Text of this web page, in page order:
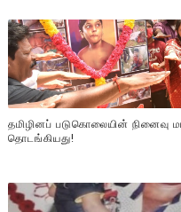
தமிழினப் படுகொலையின் நினைவு
தொடங்கியது!